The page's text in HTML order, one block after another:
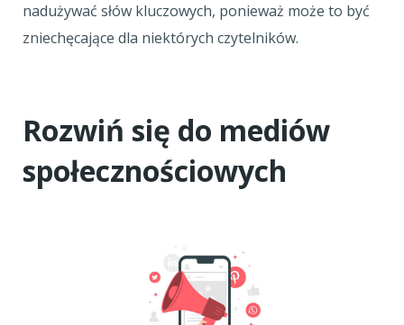
nadużywać słów kluczowych, ponieważ może to być
zniechęcające dla niektórych czytelników.
Rozwiń się do mediów
społecznościowych